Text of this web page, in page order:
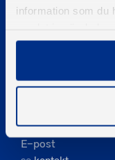
information som du
© 2026 - Svenska
08-545 859 60
E-post